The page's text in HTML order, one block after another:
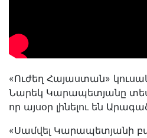
«Ուժեղ Հայաստան»
Նարեկ Կարապետյանը
որ այսօր լինելու են
«Սամվել Կարապետյանի